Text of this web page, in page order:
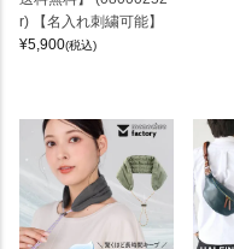
r) 【名入れ刺繍可能】
¥5,900(税込)